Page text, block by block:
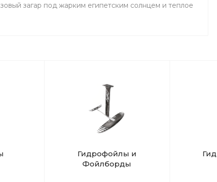
загар под жарким египетским солнцем и теплое
Гидрофойлы и
Фойлборды